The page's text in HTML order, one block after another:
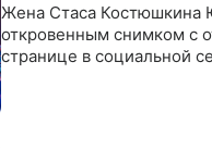
Жена Стаса Костюшкина
откровенным снимком с
странице в социальной